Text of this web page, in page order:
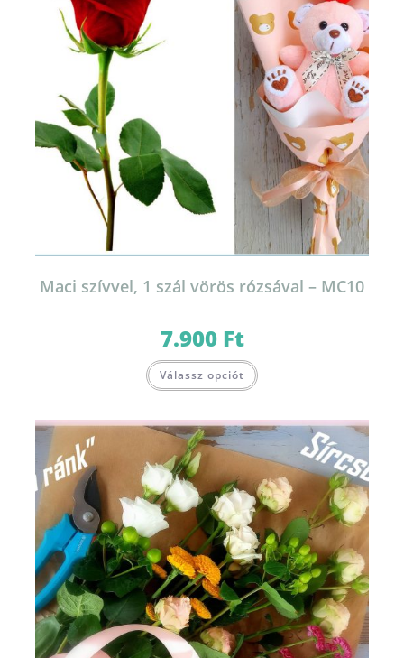
Maci szívvel, 1 szál vörös rózsával – MC10
7.900 Ft
Válassz opciót